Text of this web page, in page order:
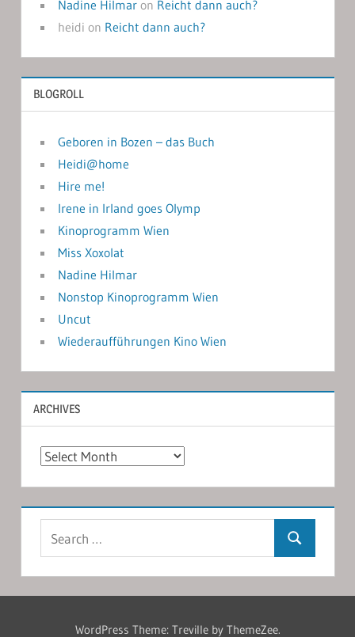
Nadine Hilmaron Reicht dann auch?
heidi on Reicht dann auch?
BLOGROLL
Geboren in Bozen – das Buch
Heidi@home
Hire me!
Irene in Irland goes Olymp
Kinoprogramm Wien
Miss Xoxolat
Nadine Hilmar
Nonstop Kinoprogramm Wien
Uncut
Wiederaufführungen Kino Wien
ARCHIVES
Archives
Search
WordPress Theme: Treville by ThemeZee.